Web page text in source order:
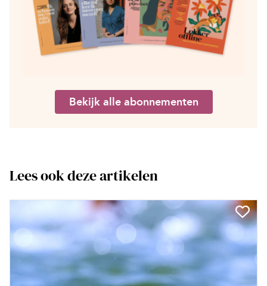
Bekijk alle abonnementen
Lees ook deze artikelen